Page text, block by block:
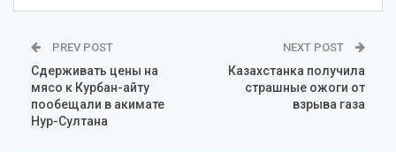
PREV POST
Сдерживать цены на
мясо к Курбан-айту
пообещали в акимате
Нур-Султана
NEXT POST
Казахстанка получила
страшные ожоги от
взрыва газа